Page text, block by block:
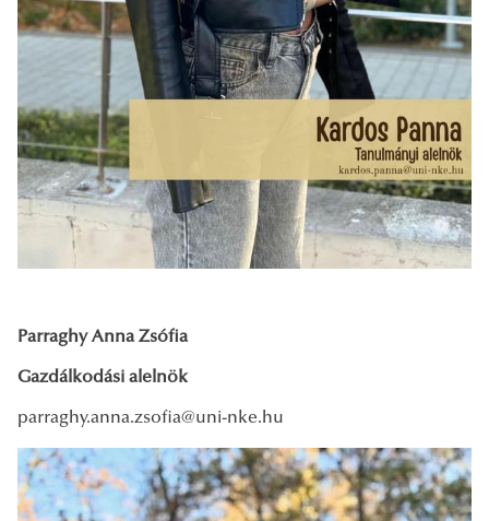
Parraghy Anna Zsófia
Gazdálkodási alelnök
parraghy.anna.zsofia@uni-nke.hu